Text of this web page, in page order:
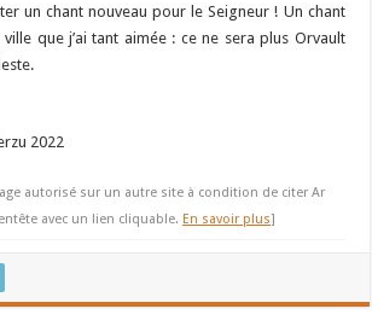
un chant nouveau pour le Seigneur ! Un chant
ville que j’ai tant aimée : ce ne sera plus Orvault
2022
autorisé sur un autre site à condition de citer Ar
avec un lien cliquable. En savoir plus]